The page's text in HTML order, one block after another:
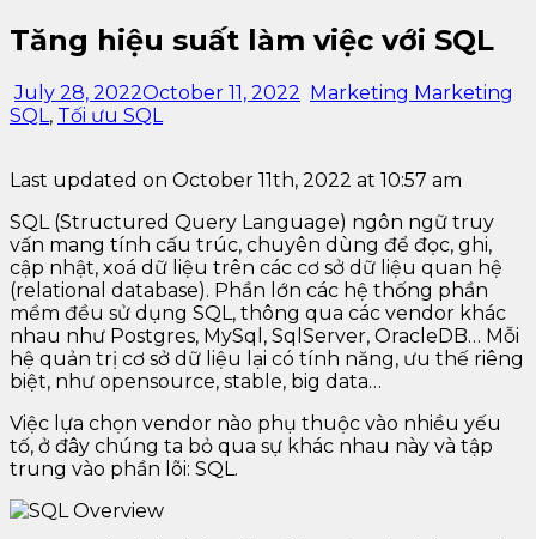
Tăng hiệu suất làm việc với SQL
July 28, 2022October 11, 2022 Marketing Marketing
SQL, Tối ưu SQL
Last updated on October 11th, 2022 at 10:57 am
SQL (Structured Query Language) ngôn ngữ truy
vấn mang tính cấu trúc, chuyên dùng để đọc, ghi,
cập nhật, xoá dữ liệu trên các cơ sở dữ liệu quan hệ
(relational database). Phần lớn các hệ thống phần
mềm đều sử dụng SQL, thông qua các vendor khác
nhau như Postgres, MySql, SqlServer, OracleDB… Mỗi
hệ quản trị cơ sở dữ liệu lại có tính năng, ưu thế riêng
biệt, như opensource, stable, big data…
Việc lựa chọn vendor nào phụ thuộc vào nhiều yếu
tố, ở đây chúng ta bỏ qua sự khác nhau này và tập
trung vào phần lõi: SQL.